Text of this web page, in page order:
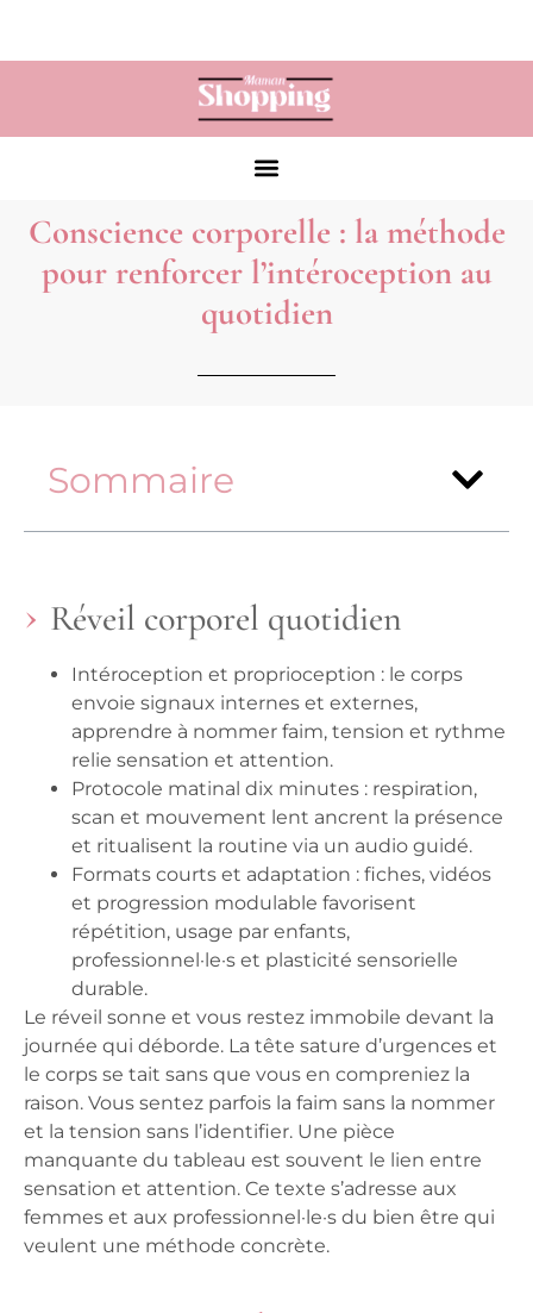
Conscience corporelle : la méthode
pour renforcer l’intéroception au
quotidien
Sommaire
Réveil corporel quotidien
Intéroception et proprioception : le corps
envoie signaux internes et externes,
apprendre à nommer faim, tension et rythme
relie sensation et attention.
Protocole matinal dix minutes : respiration,
scan et mouvement lent ancrent la présence
et ritualisent la routine via un audio guidé.
Formats courts et adaptation : fiches, vidéos
et progression modulable favorisent
répétition, usage par enfants,
professionnel·le·s et plasticité sensorielle
durable.
Le réveil sonne et vous restez immobile devant la
journée qui déborde. La tête sature d’urgences et
le corps se tait sans que vous en compreniez la
raison. Vous sentez parfois la faim sans la nommer
et la tension sans l’identifier. Une pièce
manquante du tableau est souvent le lien entre
sensation et attention. Ce texte s’adresse aux
femmes et aux professionnel·le·s du bien être qui
veulent une méthode concrète.